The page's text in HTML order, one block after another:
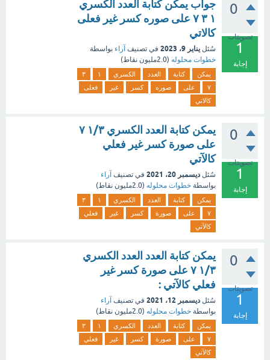
0
تصويتات
1
إجابة
جواب يمكن كتابة العدد الكسري
١ ٣ ٧ على صوره كسر غير فعلى
كالاتي
سُئل يناير 9، 2023 في تصنيف آراء بواسطة
خطوات محلوله (2.0مليون نقاط)
يمكن كتابة العدد الكسري ١
٣
٧
على صوره كسر غير
فعلى
كالاتي
0
تصويتات
1
إجابة
يمكن كتابة العدد الكسري ١/٣ ٧
على صورة كسر غير فعلي
كالآتي
سُئل ديسمبر 20، 2021 في تصنيف آراء
بواسطة خطوات محلوله (2.0مليون نقاط)
يمكن كتابة العدد الكسري ١
٣
٧
على صورة كسر غير
فعلي
كالآتي
0
تصويتات
1
إجابة
يمكن كتابة العدد العدد الكسري
١/٣ ٧ على صورة كسر غير
فعلي كالآتي :
سُئل ديسمبر 12، 2021 في تصنيف آراء
بواسطة خطوات محلوله (2.0مليون نقاط)
يمكن كتابة العدد الكسري ١
٣
٧
على صورة كسر غير
فعلي
كالآتي